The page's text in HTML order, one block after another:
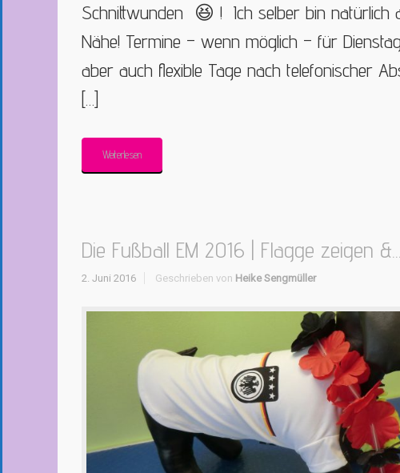
Schnittwunden 😆 ! Ich selber bin natürlich
Nähe! Termine – wenn möglich – für
aber auch flexible Tage nach telefonischer
[…]
Weiterlesen
Die Fußball EM 2016 | Flagge zeigen &...
2. Juni 2016 Geschrieben von Heike Sengmüller